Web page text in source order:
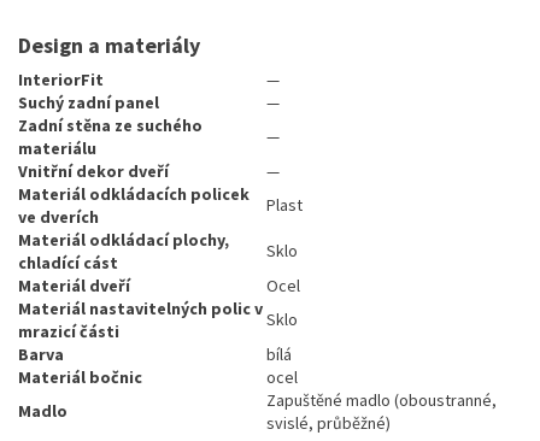
Design a materiály
InteriorFit
—
Suchý zadní panel
—
Zadní stěna ze suchého
materiálu
—
Vnitřní dekor dveří
—
Materiál odkládacích policek
ve dverích
Plast
Materiál odkládací plochy,
chladící cást
Sklo
Materiál dveří
Ocel
Materiál nastavitelných polic v
mrazicí části
Sklo
Barva
bílá
Materiál bočnic
ocel
Madlo
Zapuštěné madlo (oboustranné,
svislé, průběžné)